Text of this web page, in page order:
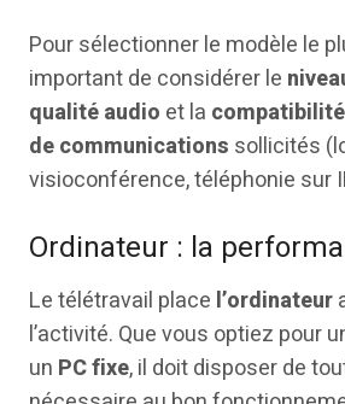
Pour sélectionner le modèle le
important de considérer le
qualité audio et la
de communications sollicités
visioconférence, téléphonie sur
Ordinateur : la
Le télétravail place l’ordinateur
l’activité. Que vous optiez pour
un PC fixe, il doit disposer de